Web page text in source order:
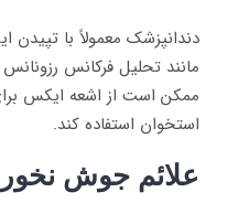
دندانپزشک معمولاً با تپیدن
ممکن است از اشعه ایکس
استخوان استفاده کند.
علائم جوش